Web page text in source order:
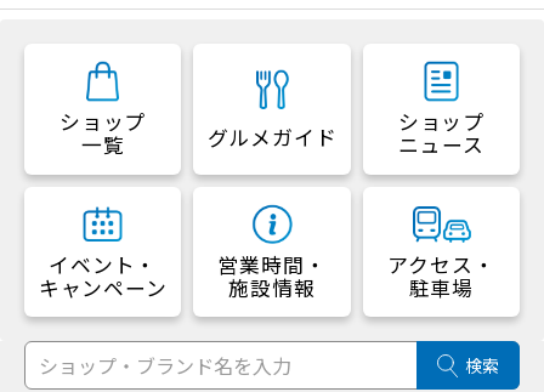
ショップ
一覧 グルメガイド
ショップ
ニュース
イベント・
キャンペーン
営業時間・
施設情報
アクセス・
駐車場
検索